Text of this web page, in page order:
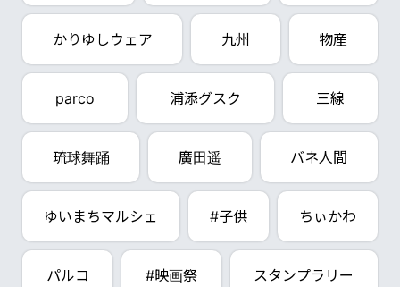
かりゆしウェア 九州 物産
parco 浦添グスク 三線
琉球舞踊 廣田遥 バネ人間
ゆいまちマルシェ #子供 ちぃかわ
パルコ #映画祭 スタンプラリー